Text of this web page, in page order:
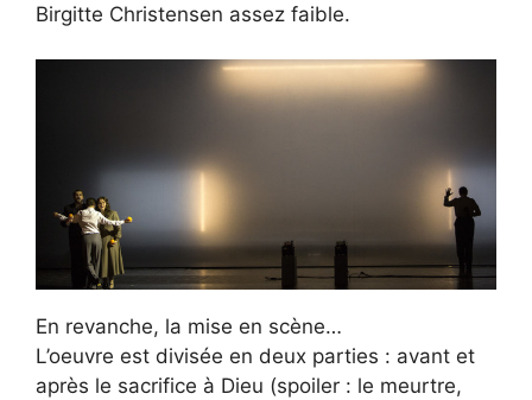
Birgitte Christensen assez faible.
En revanche, la mise en scène…
L’oeuvre est divisée en deux parties : avant et
après le sacrifice à Dieu (spoiler : le meurtre,